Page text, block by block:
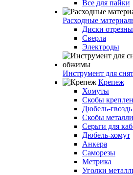
Все для пайки
Расходные
Диски
Сверла
Электроды
Инструмент для
Крепеж
Хомуты
Скобы
Дюбель-гвоздь
Скобы
Серьги для
Дюбель-хомут
Анкера
Саморезы
Метрика
Уголки